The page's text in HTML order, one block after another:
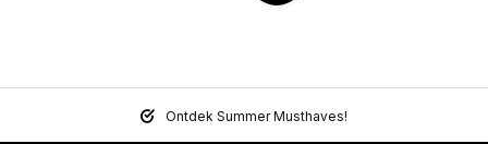
Ontdek Summer Musthaves!